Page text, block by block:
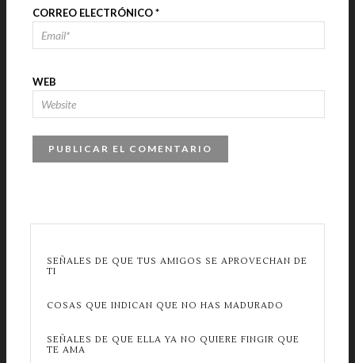
CORREO ELECTRÓNICO*
WEB
SEÑALES DE QUE TUS AMIGOS SE APROVECHAN DE
TI
COSAS QUE INDICAN QUE NO HAS MADURADO
SEÑALES DE QUE ELLA YA NO QUIERE FINGIR QUE
TE AMA